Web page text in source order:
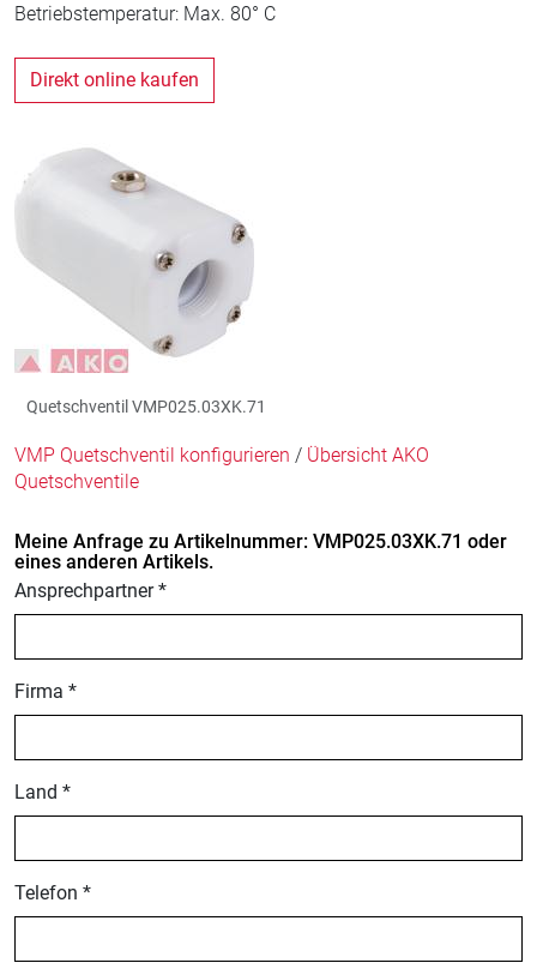
Betriebstemperatur: Max. 80° C
Direkt online kaufen
Quetschventil VMP025.03XK.71
VMP Quetschventil konfigurieren / Übersicht AKO
Quetschventile
Meine Anfrage zu Artikelnummer: VMP025.03XK.71 oder
eines anderen Artikels.
Ansprechpartner *
Firma *
Land *
Telefon *